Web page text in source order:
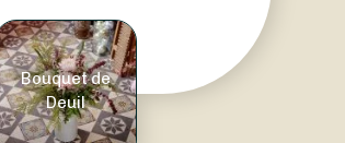
Bouquet de
Deuil